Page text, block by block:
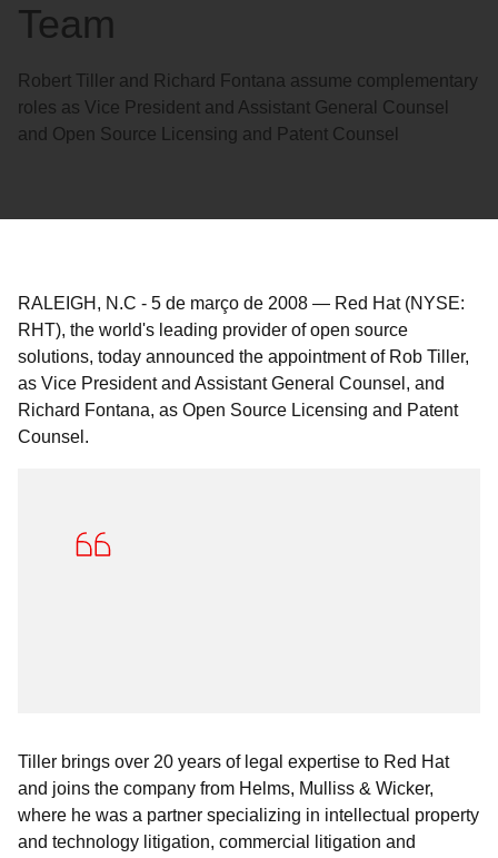
Team
Robert Tiller and Richard Fontana assume complementary
roles as Vice President and Assistant General Counsel
and Open Source Licensing and Patent Counsel
RALEIGH, N.C - 5 de março de 2008 — Red Hat (NYSE:
RHT), the world's leading provider of open source
solutions, today announced the appointment of Rob Tiller,
as Vice President and Assistant General Counsel, and
Richard Fontana, as Open Source Licensing and Patent
Counsel.
Tiller brings over 20 years of legal expertise to Red Hat
and joins the company from Helms, Mulliss & Wicker,
where he was a partner specializing in intellectual property
and technology litigation, commercial litigation and